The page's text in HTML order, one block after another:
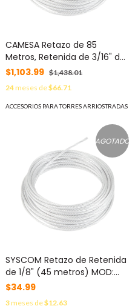
CAMESA Retazo de 85
Metros, Retenida de 3/16" de
Alta Resistencia, Galvanizado
clase A. MOD:
SRET474CAM*85MTS
$1,103.99 $1,438.01
24meses de$66.71
ACCESORIOS PARA TORRES ARRIOSTRADAS
AGOTADO
SYSCOM Retazo de Retenida
de 1/8" (45 metros) MOD:
SRET318CAM*45MTS
$34.99
3meses de$12.63